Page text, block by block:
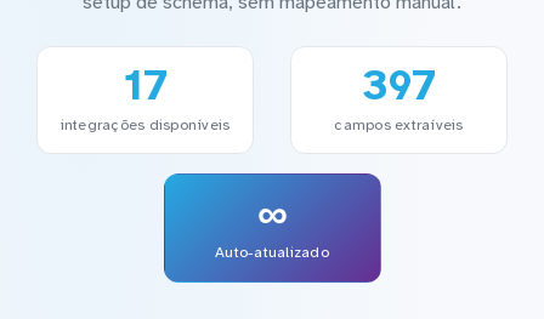
17
integrações disponíveis
397
campos extraíveis
∞
Auto-atualizado